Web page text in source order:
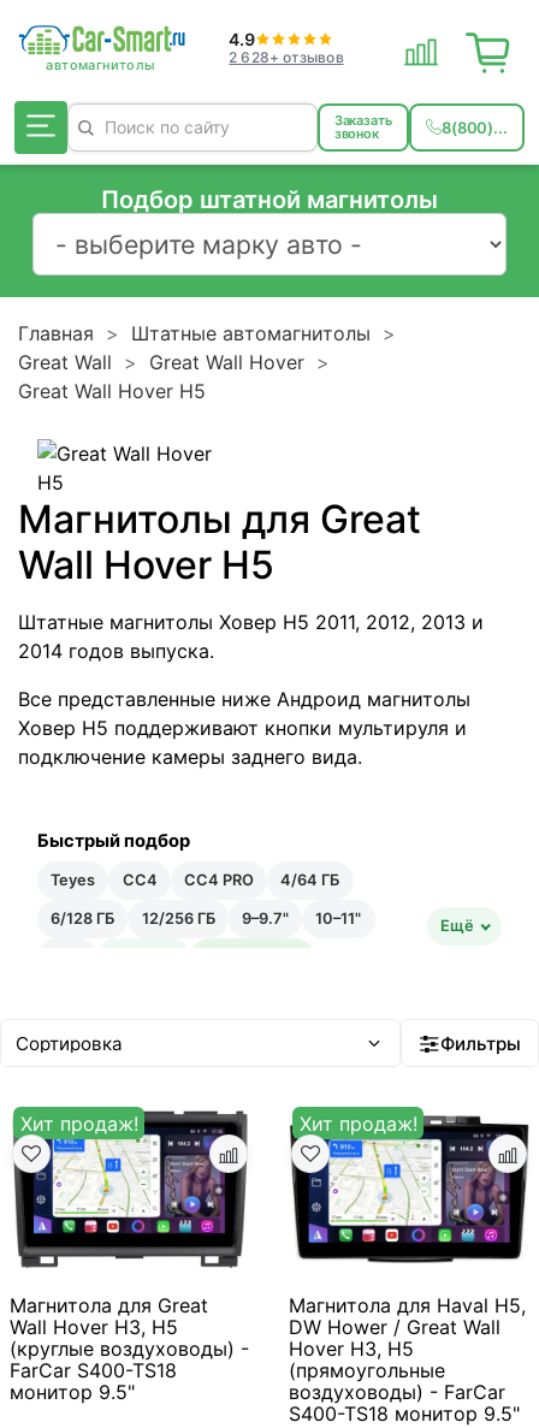
4.9
2 628+ отзывов
Заказать
звонок 8(800)...
Подбор штатной магнитолы
Главная
Штатные автомагнитолы
Great Wall
Great Wall Hover
Great Wall Hover H5
Магнитолы для Great
Wall Hover H5
Штатные магнитолы Ховер Н5 2011, 2012, 2013 и
2014 годов выпуска.
Все представленные ниже Андроид магнитолы
Ховер Н5 поддерживают кнопки мультируля и
подключение камеры заднего вида.
Быстрый подбор
Teyes CC4 CC4 PRO 4/64 ГБ
6/128 ГБ 12/256 ГБ 9–9.7" 10–11" Ещё
Фильтры
Хит продаж!
Магнитола для Great
Wall Hover H3, H5
(круглые воздуховоды) -
FarCar S400-TS18
монитор 9.5"
Хит продаж!
Магнитола для Haval H5,
DW Hower / Great Wall
Hover H3, H5
(прямоугольные
воздуховоды) - FarCar
S400-TS18 монитор 9.5"